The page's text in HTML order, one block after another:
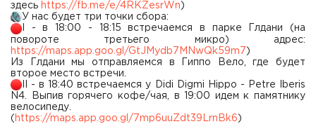
здесь https://fb.me/e/4RKZesrWn )
У нас будет три точки сбора:
I - в 18:00 - 18:15 встречаемся в парке Глдани (на
повороте третьего микро) адрес:
https://maps.app.goo.gl/GtJMydb7MNwQk59m7 )
Из Глдани мы отправляемся в Гиппо Вело, где будет
второе место встречи.
II - в 18:40 встречаемся у Didi Digmi Hippo - Petre Iberis
N4. Выпив горячего кофе/чая, в 19:00 идем к памятнику
велосипеду.
( https://maps.app.goo.gl/7mp6uuZdt39LrnBk6 )